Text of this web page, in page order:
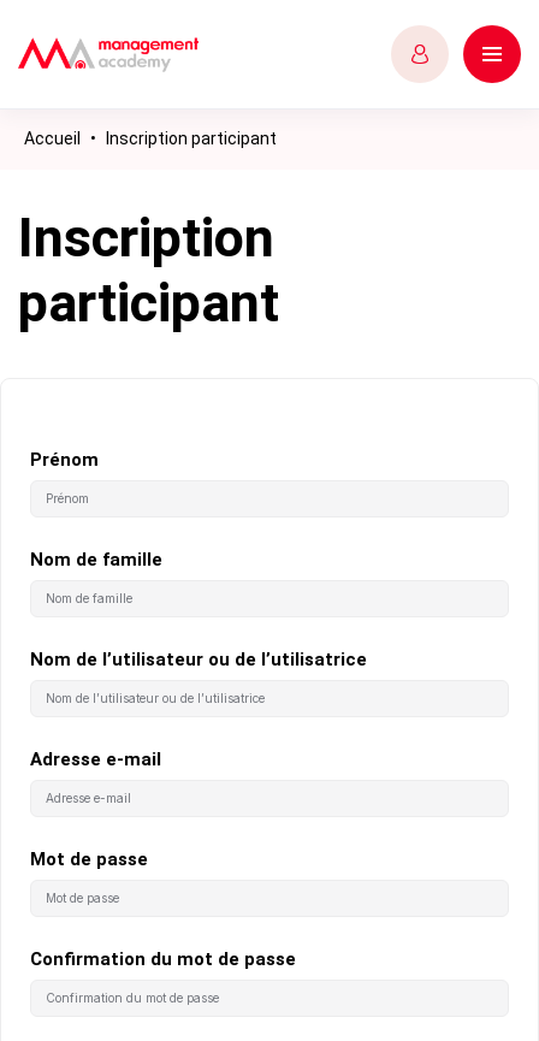
Accueil • Inscription participant
Inscription
participant
Prénom
Nom de famille
Nom de l’utilisateur ou de l’utilisatrice
Adresse e-mail
Mot de passe
Confirmation du mot de passe